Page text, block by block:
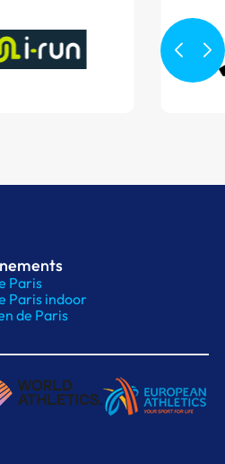
Paris
Paris indoor
de Paris